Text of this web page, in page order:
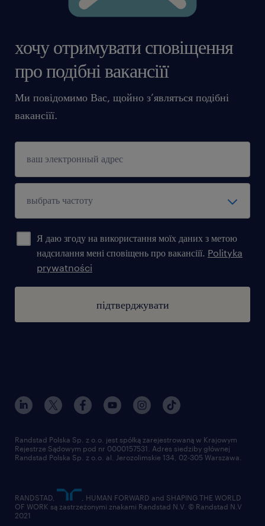
хочу отримувати сповіщення
про подібні вакансіїї
Ми повідомимо Вас, щойно з’являться подібні
вакансіїї.
Я даю згоду на використання моїх даних з метою
надсилання мені сповіщень про вакансіїї. Polityka
prywatności
підтверджувати
Randstad Polska Sp. z o.o. jest spółką zarejestrowaną w Krajowym
Rejestrze Sądowym pod nr 0000157531. Adres siedziby głównej
Randstad Polska Sp. z o.o. al. Jerozolimskie 134, 02-305 Warszawa.
RANDSTAD,
, HUMAN FORWARD and SHAPING THE WORLD
OF WORK są zastrzeżonymi znakami Randstad N.V. © Randstad N.V
2021